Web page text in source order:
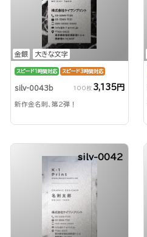
金銀 大きな文字
スピード1時間対応 スピード3時間対応
silv-0043b 100枚 3,135円
新作金名刺、第2弾！
silv-0042